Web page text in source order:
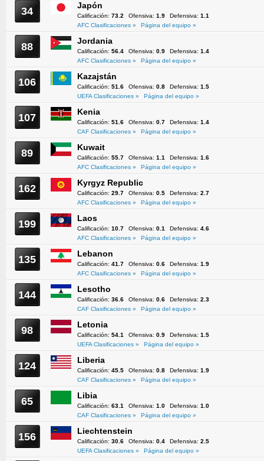
34 Japón
Calificación: 73.2 Ofensiva: 1.9 Defensiva: 1.1
AFC Clasificaciones »
Página del equipo »
88 Jordania
Calificación: 56.4 Ofensiva: 0.9 Defensiva: 1.4
AFC Clasificaciones »
Página del equipo »
106 Kazajstán
Calificación: 51.6 Ofensiva: 0.8 Defensiva: 1.5
UEFA Clasificaciones »
Página del equipo »
107 Kenia
Calificación: 51.6 Ofensiva: 0.7 Defensiva: 1.4
CAF Clasificaciones »
Página del equipo »
89 Kuwait
Calificación: 55.7 Ofensiva: 1.1 Defensiva: 1.6
AFC Clasificaciones »
Página del equipo »
162 Kyrgyz Republic
Calificación: 29.7 Ofensiva: 0.5 Defensiva: 2.7
AFC Clasificaciones »
Página del equipo »
199 Laos
Calificación: 10.7 Ofensiva: 0.1 Defensiva: 4.6
AFC Clasificaciones »
Página del equipo »
135 Lebanon
Calificación: 41.7 Ofensiva: 0.6 Defensiva: 1.9
AFC Clasificaciones »
Página del equipo »
144 Lesotho
Calificación: 36.6 Ofensiva: 0.6 Defensiva: 2.3
CAF Clasificaciones »
Página del equipo »
98 Letonia
Calificación: 54.1 Ofensiva: 0.9 Defensiva: 1.5
UEFA Clasificaciones »
Página del equipo »
124 Liberia
Calificación: 45.5 Ofensiva: 0.8 Defensiva: 1.9
CAF Clasificaciones »
Página del equipo »
65 Libia
Calificación: 63.1 Ofensiva: 1.0 Defensiva: 1.0
CAF Clasificaciones »
Página del equipo »
156 Liechtenstein
Calificación: 30.6 Ofensiva: 0.4 Defensiva: 2.5
UEFA Clasificaciones »
Página del equipo »